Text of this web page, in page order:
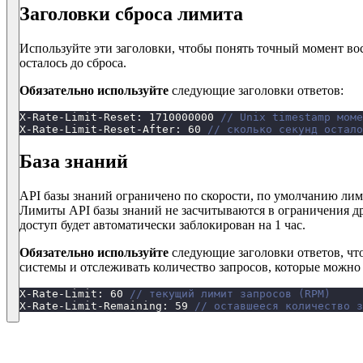
Заголовки сброса лимита
Используйте эти заголовки, чтобы понять точный момент
осталось до сброса.
Обязательно используйте следующие заголовки ответов:
X-Rate-Limit-Reset : 1710000000
// Unix timestamp
X-Rate-Limit-Reset-After : 60 // сколько секунд
База знаний
API базы знаний ограничено по скорости, по умолчанию
Лимиты API базы знаний не засчитываются в ограничения
доступ будет автоматически заблокирован на 1 час.
Обязательно используйте следующие заголовки ответов,
системы и отслеживать количество запросов, которые
X-Rate-Limit : 60
// текущий лимит запросов (RPM)
X-Rate-Limit-Remaining : 59 // оставшееся количество